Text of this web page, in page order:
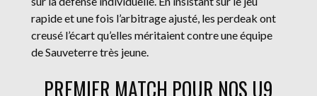
rapide et une fois l’arbitrage ajusté, les perdeak ont
creusé l’écart qu’elles méritaient contre une équipe
de Sauveterre très jeune.
PREMIER MATCH POUR NOS U9